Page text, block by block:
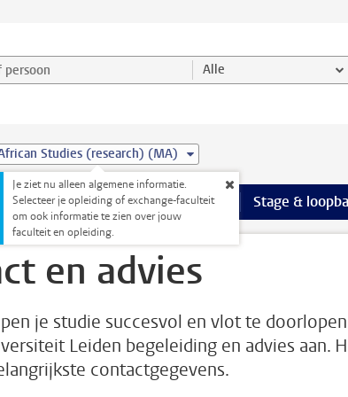
en selecteer categorie Alle
Studies (research) (MA)
Je ziet nu alleen algemene informatie.
Selecteer je opleiding of exchange-faculteit
om ook informatie te zien over jouw
faculteit en opleiding.
pagina’s
meer Faciliteiten pagina’s
Extra studieactiviteiten meer Extra
Stage &
en advies
je studie succesvol en vlot te doorlopen
Leiden begeleiding en advies aan.
contactgegevens.